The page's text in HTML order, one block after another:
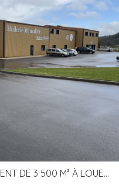
BEAU BÂTIMENT INDUSTRIEL RÉCENT DE 3 500 M² À LOUER OU VENDRE PROCHE PÉRIGUEUX (24)